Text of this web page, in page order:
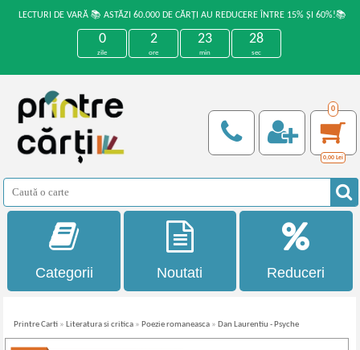
LECTURI DE VARĂ 📚 ASTĂZI 60.000 DE CĂRȚI AU REDUCERE ÎNTRE 15% ȘI 60%!📚
0
zile
2
ore
23
min
28
sec
0
0,00 Lei
Categorii Noutati Reduceri
Printre Carti » Literatura si critica » Poezie romaneasca » Dan Laurentiu - Psyche